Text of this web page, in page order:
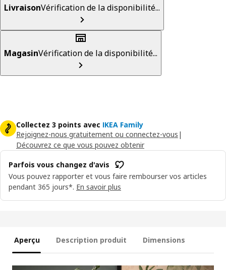
LivraisonVérification de la disponibilité...
MagasinVérification de la disponibilité...
Collectez 3 points avec IKEA Family
Rejoignez-nous gratuitement ou connectez-vous |
Découvrez ce que vous pouvez obtenir
Parfois vous changez d'avis
Vous pouvez rapporter et vous faire rembourser vos articles
pendant 365 jours*. En savoir plus
Aperçu Description produit Dimensions